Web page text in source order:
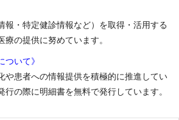
報・特定健診情報など）を取得・活用する
療の提供に努めています。
ついて》
や患者への情報提供を積極的に推進してい
行の際に明細書を無料で発行しています。